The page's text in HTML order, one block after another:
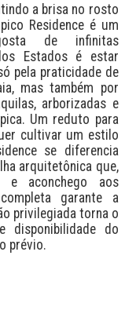
a brisa no rosto
Residence é um
de infinitas
Estados é estar
pela praticidade de
mas também por
arborizadas e
Um reduto para
cultivar um estilo
se diferencia
arquitetônica que,
e aconchego aos
garante a
privilegiada torna o
disponibilidade do
prévio.